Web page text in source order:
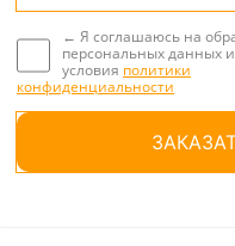
← Я соглашаюсь на
персональных данных
условия политики
конфиденциальности